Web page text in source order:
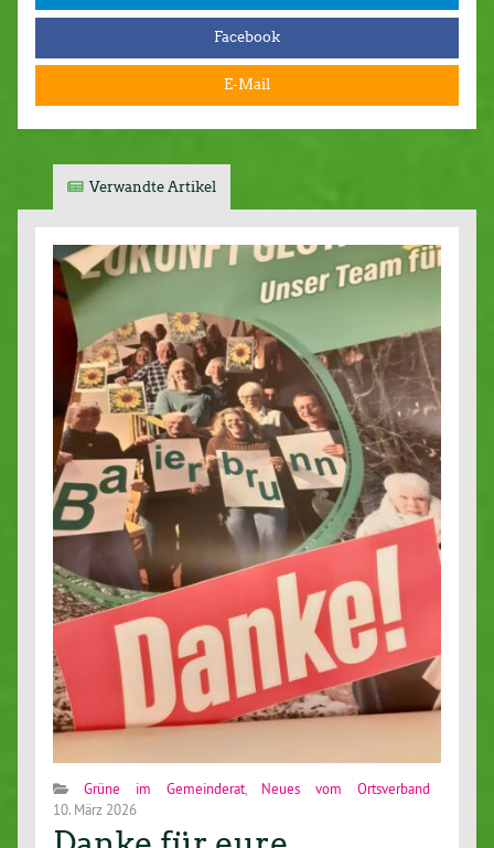
Facebook
E-Mail
Verwandte Artikel
Grüne im Gemeinderat, Neues vom Ortsverband
10. März 2026